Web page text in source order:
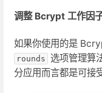
调整 Bcrypt 工作因
如果你使用的是
rounds 选项管理算
分应用而言都是可接